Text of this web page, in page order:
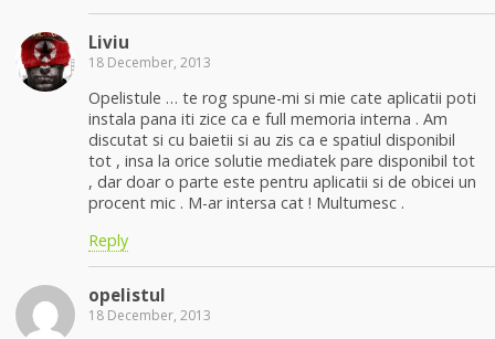
Liviu
18 December, 2013
Opelistule … te rog spune-mi si mie cate aplicatii poti
instala pana iti zice ca e full memoria interna . Am
discutat si cu baietii si au zis ca e spatiul disponibil
tot , insa la orice solutie mediatek pare disponibil tot
, dar doar o parte este pentru aplicatii si de obicei un
procent mic . M-ar intersa cat ! Multumesc .
Reply
opelistul
18 December, 2013